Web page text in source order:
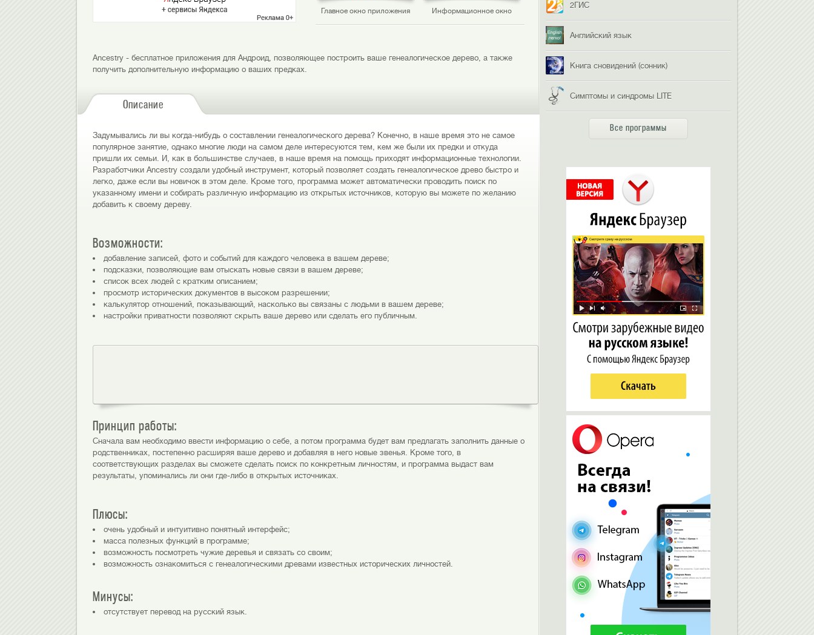
Главное окно приложения Информационное окно
Ancestry - бесплатное приложения для Андроид, позволяющее построить ваше генеалогическое дерево, а также
получить дополнительную информацию о ваших предках.
Описание
Задумывались ли вы когда-нибудь о составлении генеалогического дерева? Конечно, в наше время это не самое
популярное занятие, однако многие люди на самом деле интересуются тем, кем же были их предки и откуда
пришли их семьи. И, как в большинстве случаев, в наше время на помощь приходят информационные технологии.
Разработчики Ancestry создали удобный инструмент, который позволяет создать генеалогическое древо быстро и
легко, даже если вы новичок в этом деле. Кроме того, программа может автоматически проводить поиск по
указанному имени и собирать различную информацию из открытых источников, которую вы можете по желанию
добавить к своему дереву.
Возможности:
добавление записей, фото и событий для каждого человека в вашем дереве;
подсказки, позволяющие вам отыскать новые связи в вашем дереве;
список всех людей с кратким описанием;
просмотр исторических документов в высоком разрешении;
калькулятор отношений, показывающий, насколько вы связаны с людьми в вашем дереве;
настройки приватности позволяют скрыть ваше дерево или сделать его публичным.
Принцип работы:
Сначала вам необходимо ввести информацию о себе, а потом программа будет вам предлагать заполнить данные о
родственниках, постепенно расширяя ваше дерево и добавляя в него новые звенья. Кроме того, в
соответствующих разделах вы сможете сделать поиск по конкретным личностям, и программа выдаст вам
результаты, упоминались ли они где-либо в открытых источниках.
Плюсы:
очень удобный и интуитивно понятный интерфейс;
масса полезных функций в программе;
возможность посмотреть чужие деревья и связать со своим;
возможность ознакомиться с генеалогическими древами известных исторических личностей.
Минусы:
отсутствует перевод на русский язык.
2ГИС
Английский язык
Книга сновидений (сонник)
Симптомы и синдромы LITE
Все программы